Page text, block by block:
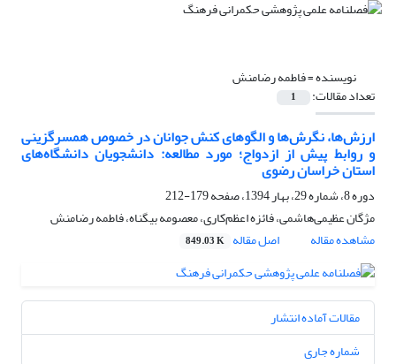
نویسنده =فاطمه رضامنش
تعداد مقالات: 1
ارزش‌ها، نگرش‌ها و الگوهای کنش جوانان در خصوص همسرگزینی
و روابط پیش از ازدواج؛ مورد مطالعه: دانشجویان دانشگاه‌های
استان خراسان رضوی
دوره 8، شماره 29، بهار 1394، صفحه
179-212
مژگان عظیمی‌هاشمی، فائزه اعظم‌کاری، معصومه بیگناه، فاطمه رضامنش
مشاهده مقاله
اصل مقاله 849.03 K
مقالات آماده انتشار
شماره جاری